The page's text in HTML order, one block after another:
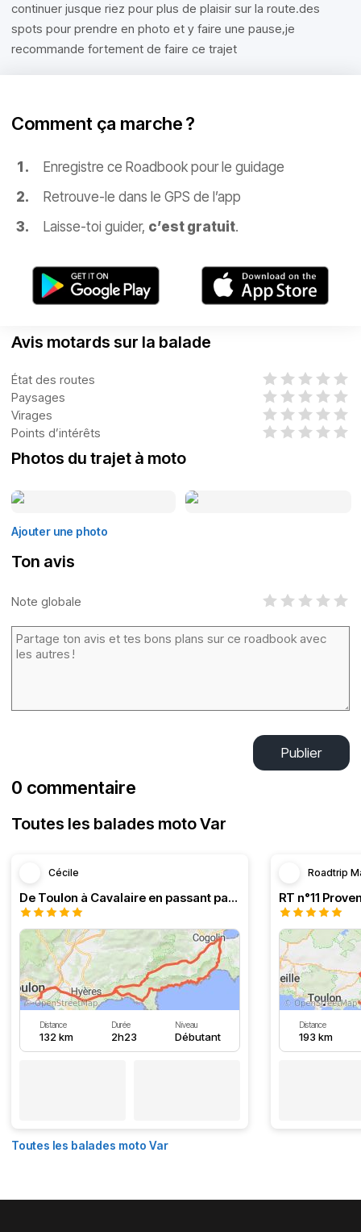
continuer jusque riez pour plus de plaisir sur la route.des
spots pour prendre en photo et y faire une pause,je
recommande fortement de faire ce trajet
Comment ça marche ?
Enregistre ce Roadbook pour le guidage
Retrouve-le dans le GPS de l’app
Laisse-toi guider, c’est gratuit.
Avis motards sur la balade
État des routes
Paysages
Virages
Points d’intérêts
Photos du trajet à moto
Ajouter une photo
Ton avis
Note globale
Publier
0 commentaire
Toutes les balades moto Var
Cécile
De Toulon à Cavalaire en passant par la côte
Distance
132 km
Durée
2h23
Niveau
Débutant
Roadtrip
Distance
193 km
Toutes les balades moto Var